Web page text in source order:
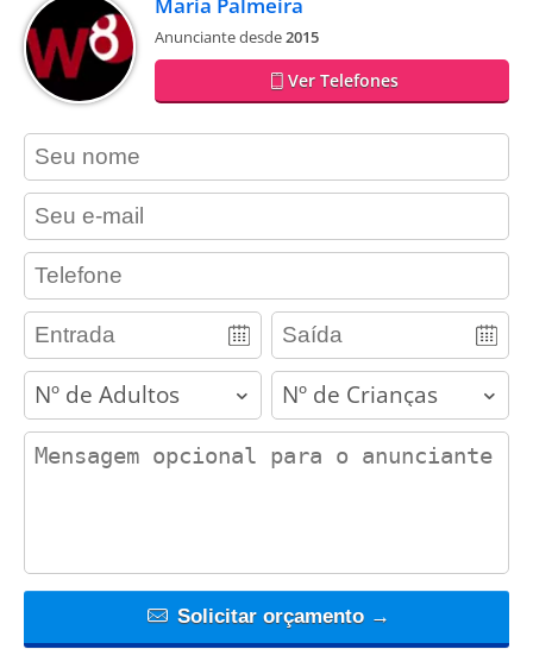
Anunciante desde2015
Ver Telefones
contact_name
contact_email
contact_phone
adults children
contact_message
Solicitar orçamento →